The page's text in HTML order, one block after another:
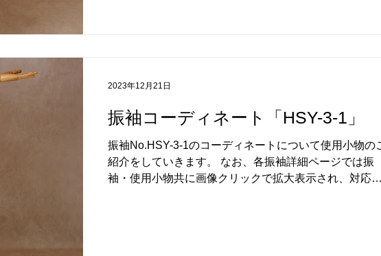
振袖コーディネート「HSY-3-1」
振袖No.HSY-3-1のコーディネートについて使用小物の
紹介をしていきます。 なお、各振袖詳細ページでは振
袖・使用小物共に画像クリックで拡大表示され、対応サ
2023年12月21日